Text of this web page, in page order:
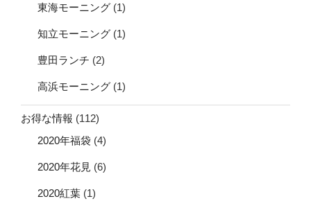
東海モーニング (1)
知立モーニング (1)
豊田ランチ (2)
高浜モーニング (1)
お得な情報 (112)
2020年福袋 (4)
2020年花見 (6)
2020紅葉 (1)